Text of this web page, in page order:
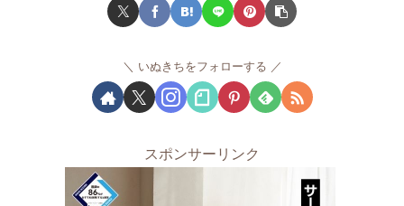
いぬきちをフォローする
スポンサーリンク